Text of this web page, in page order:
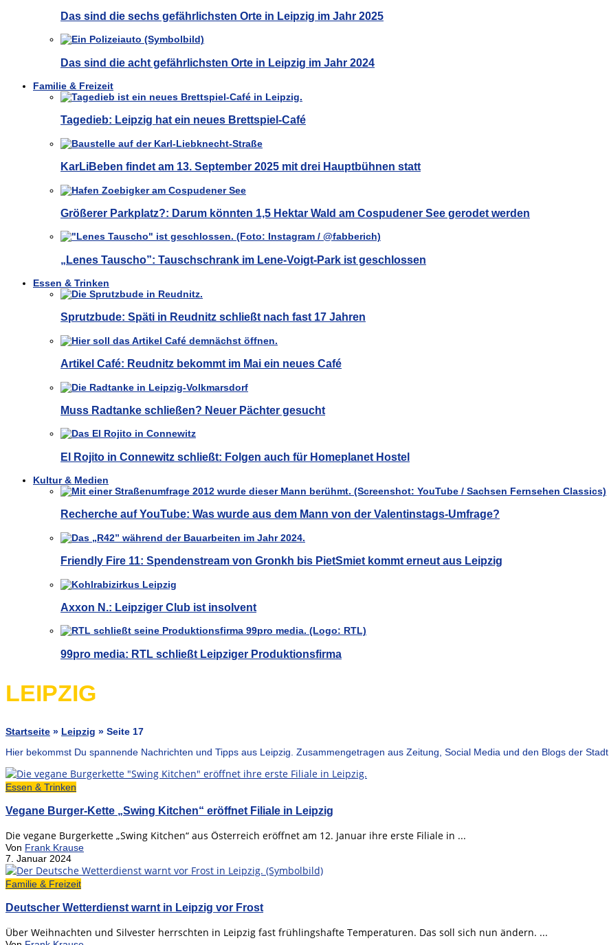
Das sind die sechs gefährlichsten Orte in Leipzig im Jahr 2025
Das sind die acht gefährlichsten Orte in Leipzig im Jahr 2024
Familie & Freizeit
Tagedieb: Leipzig hat ein neues Brettspiel-Café
KarLiBeben findet am 13. September 2025 mit drei Hauptbühnen statt
Größerer Parkplatz?: Darum könnten 1,5 Hektar Wald am Cospudener See gerodet werden
„Lenes Tauscho”: Tauschschrank im Lene-Voigt-Park ist geschlossen
Essen & Trinken
Sprutzbude: Späti in Reudnitz schließt nach fast 17 Jahren
Artikel Café: Reudnitz bekommt im Mai ein neues Café
Muss Radtanke schließen? Neuer Pächter gesucht
El Rojito in Connewitz schließt: Folgen auch für Homeplanet Hostel
Kultur & Medien
Recherche auf YouTube: Was wurde aus dem Mann von der Valentinstags-Umfrage?
Friendly Fire 11: Spendenstream von Gronkh bis PietSmiet kommt erneut aus Leipzig
Axxon N.: Leipziger Club ist insolvent
99pro media: RTL schließt Leipziger Produktionsfirma
LEIPZIG
Startseite » Leipzig » Seite 17
Hier bekommst Du spannende Nachrichten und Tipps aus Leipzig. Zusammengetragen aus Zeitung, Social Media und den Blogs der Stadt.
Essen & Trinken
Vegane Burger-Kette „Swing Kitchen“ eröffnet Filiale in Leipzig
Die vegane Burgerkette „Swing Kitchen“ aus Österreich eröffnet am 12. Januar ihre erste Filiale in ...
Von Frank Krause
7. Januar 2024
Familie & Freizeit
Deutscher Wetterdienst warnt in Leipzig vor Frost
Über Weihnachten und Silvester herrschten in Leipzig fast frühlingshafte Temperaturen. Das soll sich nun ändern. ...